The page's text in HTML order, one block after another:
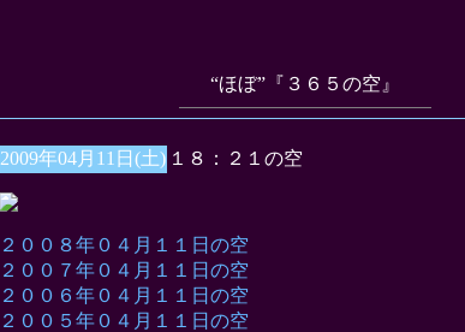
“ほぼ”『３６５の空』
2009年04月11日(土) １８：２１の空
２００８年０４月１１日の空
２００７年０４月１１日の空
２００６年０４月１１日の空
２００５年０４月１１日の空